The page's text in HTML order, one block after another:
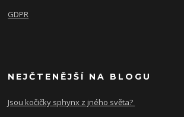
GDPR
NEJČTENĚJŠÍ NA BLOGU
Jsou kočičky sphynx z jného světa?